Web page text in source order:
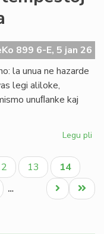
la
899 6-E, 5 jan 26
la unua ne hazarde
legi aliloke,
unuﬂanke kaj
Legu pli
la
Paĝo
13
Aktuala
paĝo
14
…
Last
page
Next
page